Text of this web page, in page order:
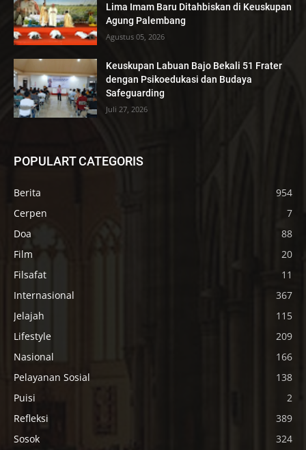
Lima Imam Baru Ditahbiskan di Keuskupan
Agung Palembang
Agustus 05, 2026
Keuskupan Labuan Bajo Bekali 51 Frater
dengan Psikoedukasi dan Budaya
Safeguarding
Juli 27, 2026
POPULART CATEGORIS
Berita
954
Cerpen
7
Doa
88
Film
20
Filsafat
11
Internasional
367
Jelajah
115
Lifestyle
209
Nasional
166
Pelayanan Sosial
138
Puisi
2
Refleksi
389
Sosok
324